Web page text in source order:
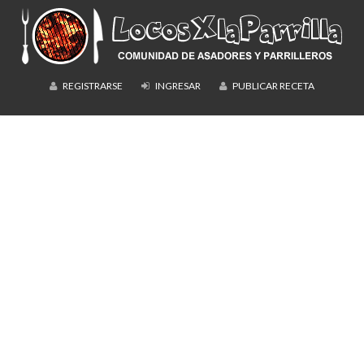
REGISTRARSE INGRESAR PUBLICAR RECETA